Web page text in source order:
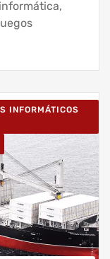
INFORMÁTICOS